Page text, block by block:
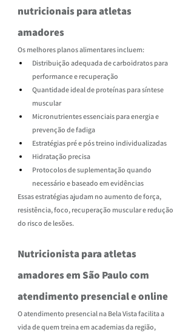
nutricionais para atletas
amadores
Os melhores planos alimentares incluem:
Distribuição adequada de carboidratos para
performance e recuperação
Quantidade ideal de proteínas para síntese
muscular
Micronutrientes essenciais para energia e
prevenção de fadiga
Estratégias pré e pós treino individualizadas
Hidratação precisa
Protocolos de suplementação quando
necessário e baseado em evidências
Essas estratégias ajudam no aumento de força,
resistência, foco, recuperação muscular e redução
do risco de lesões.
Nutricionista para atletas
amadores em São Paulo com
atendimento presencial e online
O atendimento presencial na Bela Vista facilita a
vida de quem treina em academias da região,